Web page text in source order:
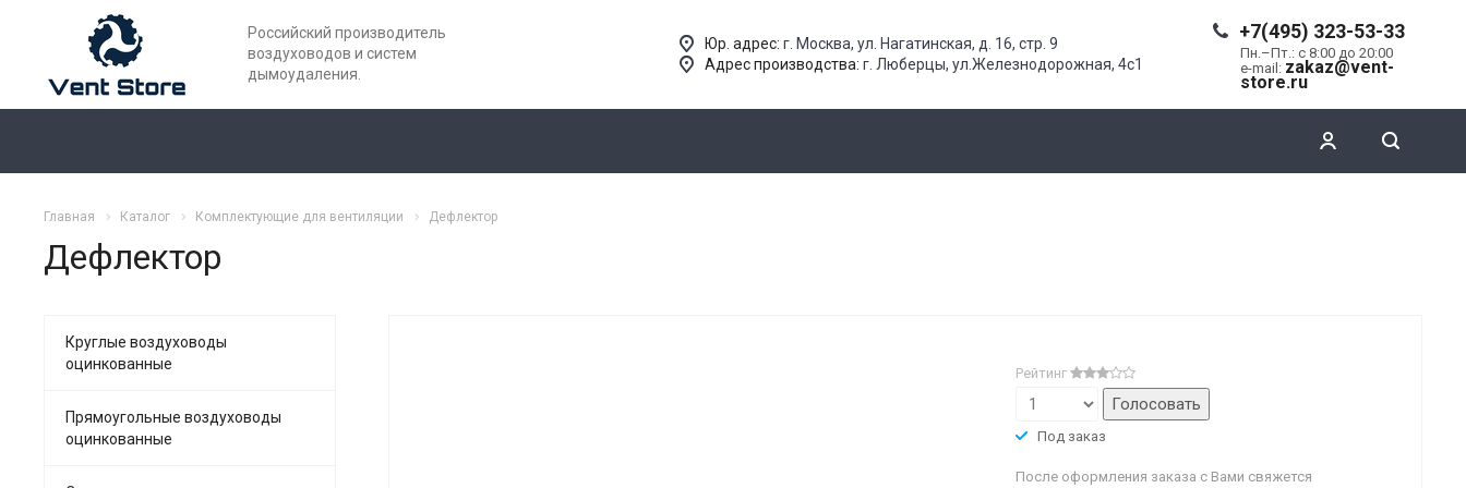
Российский производитель
воздуховодов и систем
дымоудаления.
+7(495) 323-53-33
Пн.–Пт.: с 8:00 до 20:00
e-mail: zakaz@vent-
store.ru
Юр. адрес: г. Москва, ул. Нагатинская, д. 16, стр. 9
Адрес производства: г. Люберцы, ул.Железнодорожная, 4с1
Главная Каталог Комплектующие для вентиляции Дефлектор
Дефлектор
Рейтинг
Под заказ
После оформления заказа с Вами свяжется
Круглые воздуховоды
оцинкованные
Прямоугольные воздуховоды
оцинкованные